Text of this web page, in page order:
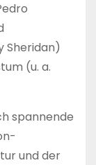
Sheridan)
(u. a.
spannende
und der